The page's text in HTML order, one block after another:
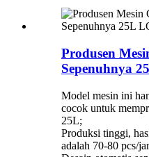
Produsen
Sepenuhnya
Model mesin ini
cocok untuk
25L;
Produksi tinggi,
adalah 70-80 pcs/